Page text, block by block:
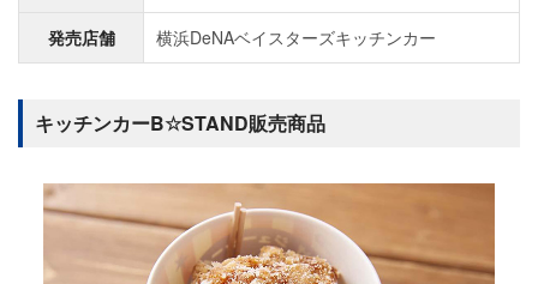
発売店舗 横浜DeNAベイスターズキッチンカー
キッチンカーB☆STAND販売商品